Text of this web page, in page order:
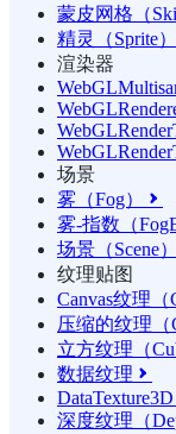
蒙皮网格（
精灵（Sprite）
渲染器
场景
雾（Fog）

雾-指数（
场景（Scene）
纹理贴图
Canvas纹理（
压缩的纹理（
立方纹理（
数据纹理 
DataTexture3D
深度纹理（